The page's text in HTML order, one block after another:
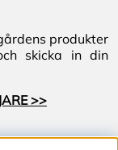
produkter
skicka in din
>>